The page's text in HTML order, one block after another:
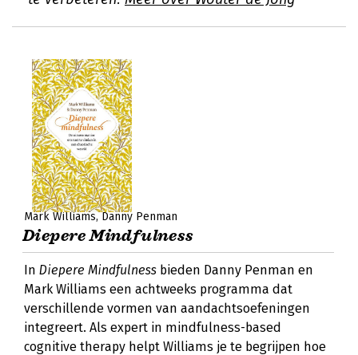
Mark Williams Danny Penman
Diepere Mindfulness
In Diepere Mindfulness bieden Danny Penman en
Mark Williams een achtweeks programma dat
verschillende vormen van aandachtsoefeningen
integreert. Als expert in mindfulness-based
cognitive therapy helpt Williams je te begrijpen hoe